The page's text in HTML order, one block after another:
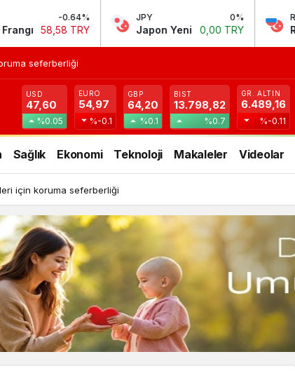
JPY
Japon Yeni 0,00 TRY
RUB
Rus Rublesi
seferberliği
USD
47,60
%0.05
EURO
54,97
%-0.1
GBP
64,20
%0.1
BIST
13.798,82
%0.7
GR. ALTIN
6.489,16
%-0.11
Sağlık Ekonomi Teknoloji Makaleler Videolar
için koruma seferberliği